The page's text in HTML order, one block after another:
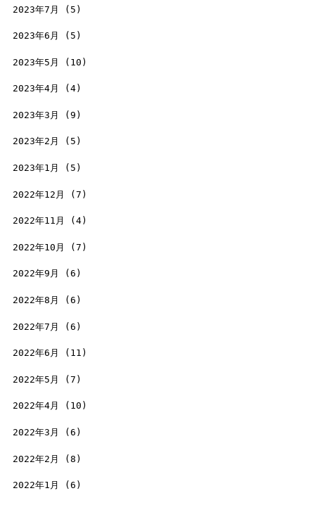
2023年7月 (5)
2023年6月 (5)
2023年5月 (10)
2023年4月 (4)
2023年3月 (9)
2023年2月 (5)
2023年1月 (5)
2022年12月 (7)
2022年11月 (4)
2022年10月 (7)
2022年9月 (6)
2022年8月 (6)
2022年7月 (6)
2022年6月 (11)
2022年5月 (7)
2022年4月 (10)
2022年3月 (6)
2022年2月 (8)
2022年1月 (6)